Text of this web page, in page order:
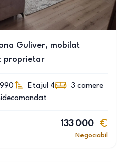
Guliver, mobilat
proprietar
Etajul 4 3 camere
133 000
Negociabil